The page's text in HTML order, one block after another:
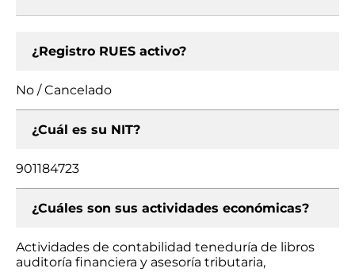
¿Registro RUES activo?
No / Cancelado
¿Cuál es su NIT?
901184723
¿Cuáles son sus actividades económicas?
Actividades de contabilidad teneduría de libros
auditoría financiera y asesoría tributaria,